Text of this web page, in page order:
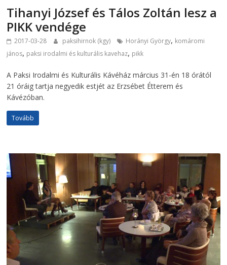
Tihanyi József és Tálos Zoltán lesz a
PIKK vendége
2017-03-28 paksihirnok (kgy) Horányi György, komáromi
jános, paksi irodalmi és kulturális kavehaz, pikk
A Paksi Irodalmi és Kulturális Kávéház március 31-én 18 órától
21 óráig tartja negyedik estjét az Erzsébet Étterem és
Kávézóban.
Tovább